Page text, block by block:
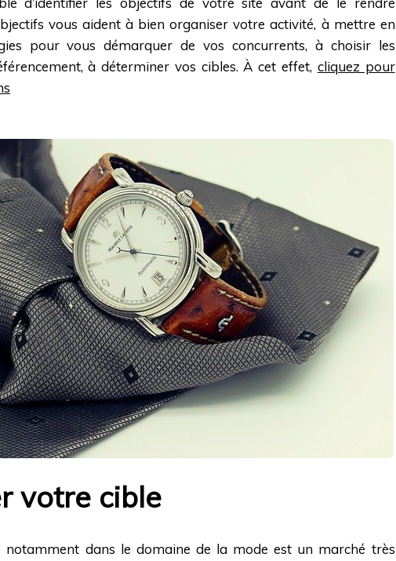
vous aident à bien organiser votre activité, à mettre en
pour vous démarquer de vos concurrents, à choisir les
à déterminer vos cibles. À cet effet, cliquez pour
votre cible
notamment dans le domaine de la mode est un marché très